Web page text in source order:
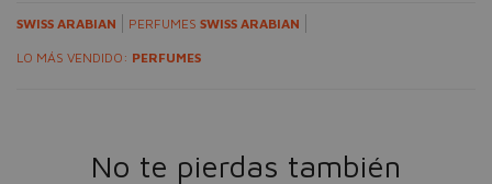
SWISS ARABIAN PERFUMES SWISS ARABIAN
LO MÁS VENDIDO: PERFUMES
No te pierdas también